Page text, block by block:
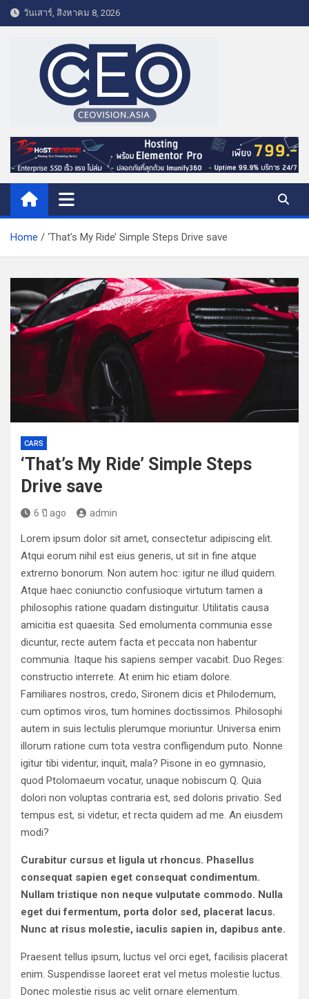
k
e
t
วันเสาร์, สิงหาคม 8, 2026
CEO VISION.ASIA
Business & Lifestyle
Home ‘That’s My Ride’ Simple Steps Drive save
CARS
‘That’s My Ride’ Simple Steps
Drive save
6 ปี ago admin
Lorem ipsum dolor sit amet, consectetur adipiscing elit.
Atqui eorum nihil est eius generis, ut sit in fine atque
extrerno bonorum. Non autem hoc: igitur ne illud quidem.
Atque haec coniunctio confusioque virtutum tamen a
philosophis ratione quadam distinguitur. Utilitatis causa
amicitia est quaesita. Sed emolumenta communia esse
dicuntur, recte autem facta et peccata non habentur
communia. Itaque his sapiens semper vacabit. Duo Reges:
constructio interrete. At enim hic etiam dolore.
Familiares nostros, credo, Sironem dicis et Philodemum,
cum optimos viros, tum homines doctissimos. Philosophi
autem in suis lectulis plerumque moriuntur. Universa enim
illorum ratione cum tota vestra confligendum puto. Nonne
igitur tibi videntur, inquit, mala? Pisone in eo gymnasio,
quod Ptolomaeum vocatur, unaque nobiscum Q. Quia
dolori non voluptas contraria est, sed doloris privatio. Sed
tempus est, si videtur, et recta quidem ad me. An eiusdem
modi?
Curabitur cursus et ligula ut rhoncus. Phasellus
consequat sapien eget consequat condimentum.
Nullam tristique non neque vulputate commodo. Nulla
eget dui fermentum, porta dolor sed, placerat lacus.
Nunc at risus molestie, iaculis sapien in, dapibus ante.
Praesent tellus ipsum, luctus vel orci eget, facilisis placerat
enim. Suspendisse laoreet erat vel metus molestie luctus.
Donec molestie risus ac velit ornare elementum.